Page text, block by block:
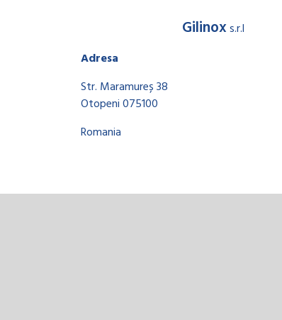
Gilinoxs.r.l
Adresa
Str. Maramureș 38
Otopeni 075100
Romania